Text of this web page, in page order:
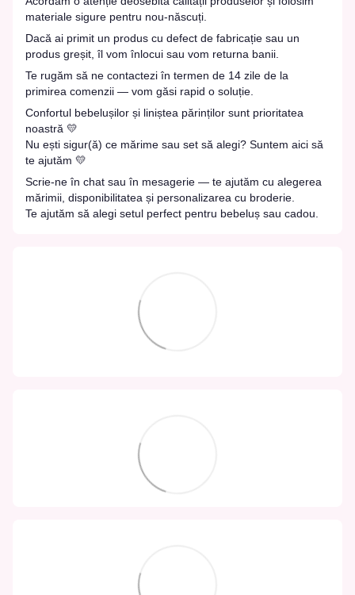
materiale sigure pentru nou-născuți.
Dacă ai primit un produs cu defect de fabricație sau un
produs greșit, îl vom înlocui sau vom returna banii.
Te rugăm să ne contactezi în termen de 14 zile de la
primirea comenzii — vom găsi rapid o soluție.
Confortul bebelușilor și liniștea părinților sunt prioritatea
noastră 💛
Nu ești sigur(ă) ce mărime sau set să alegi? Suntem aici să
te ajutăm 💛
Scrie-ne în chat sau în mesagerie — te ajutăm cu alegerea
mărimii, disponibilitatea și personalizarea cu broderie.
Te ajutăm să alegi setul perfect pentru bebeluș sau cadou.